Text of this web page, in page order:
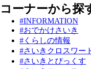
コーナーから探
#INFORMATION
#おでかけさいき
#くらしの情報
#さいきクロスワー
#さいきとぴっくす